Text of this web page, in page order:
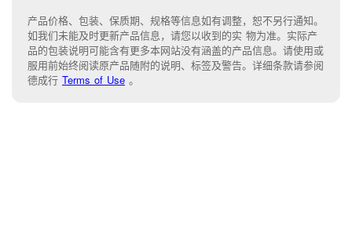
产品价格、包装、保质期、规格等信息如有调整，恕不另行通知。
如我们未能及时更新产品信息， 请您以收到的实 物为准。 实际产
品的包装说明可能含有更多本网站没有涵盖的产品信息。请使用或
服用前始终阅读原产品随附的说明、 标签及警告。 详细条款请参阅
德成行 Terms of Use 。